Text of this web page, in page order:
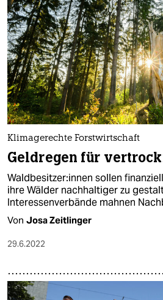
Klimagerechte Forstwirtschaft
Geldregen für
Wald­be­sit­ze­r:in­nen sollen
ihre Wälder nachhaltiger zu
Interessenverbände mahnen
Von Josa Zeitlinger
29.6.2022